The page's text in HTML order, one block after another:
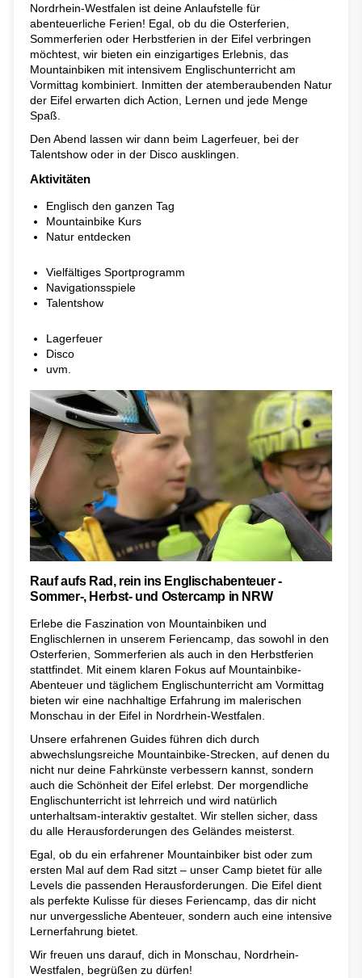
Nordrhein-Westfalen ist deine Anlaufstelle für
abenteuerliche Ferien! Egal, ob du die Osterferien,
Sommerferien oder Herbstferien in der Eifel verbringen
möchtest, wir bieten ein einzigartiges Erlebnis, das
Mountainbiken mit intensivem Englischunterricht am
Vormittag kombiniert. Inmitten der atemberaubenden Natur
der Eifel erwarten dich Action, Lernen und jede Menge
Spaß.
Den Abend lassen wir dann beim Lagerfeuer, bei der
Talentshow oder in der Disco ausklingen.
Aktivitäten
Englisch den ganzen Tag
Mountainbike Kurs
Natur entdecken
Vielfältiges Sportprogramm
Navigationsspiele
Talentshow
Lagerfeuer
Disco
uvm.
Rauf aufs Rad, rein ins Englischabenteuer -
Sommer-, Herbst- und Ostercamp in NRW
Erlebe die Faszination von Mountainbiken und
Englischlernen in unserem Feriencamp, das sowohl in den
Osterferien, Sommerferien als auch in den Herbstferien
stattfindet. Mit einem klaren Fokus auf Mountainbike-
Abenteuer und täglichem Englischunterricht am Vormittag
bieten wir eine nachhaltige Erfahrung im malerischen
Monschau in der Eifel in Nordrhein-Westfalen.
Unsere erfahrenen Guides führen dich durch
abwechslungsreiche Mountainbike-Strecken, auf denen du
nicht nur deine Fahrkünste verbessern kannst, sondern
auch die Schönheit der Eifel erlebst. Der morgendliche
Englischunterricht ist lehrreich und wird natürlich
unterhaltsam-interaktiv gestaltet. Wir stellen sicher, dass
du alle Herausforderungen des Geländes meisterst.
Egal, ob du ein erfahrener Mountainbiker bist oder zum
ersten Mal auf dem Rad sitzt – unser Camp bietet für alle
Levels die passenden Herausforderungen. Die Eifel dient
als perfekte Kulisse für dieses Feriencamp, das dir nicht
nur unvergessliche Abenteuer, sondern auch eine intensive
Lernerfahrung bietet.
Wir freuen uns darauf, dich in Monschau, Nordrhein-
Westfalen, begrüßen zu dürfen!